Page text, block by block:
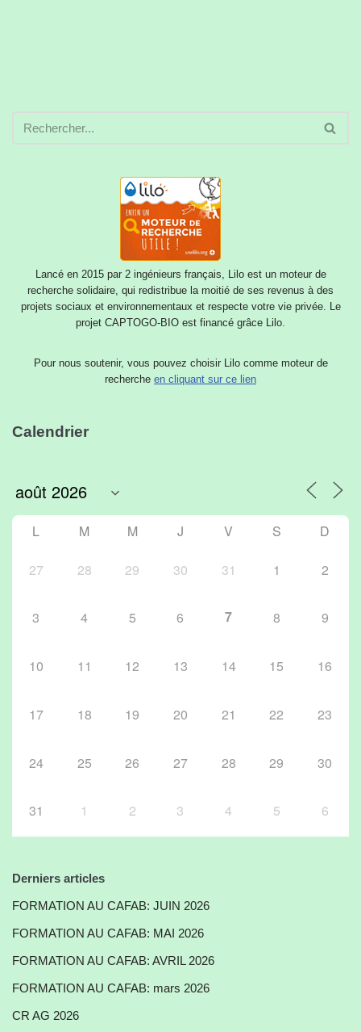
Lancé en 2015 par 2 ingénieurs français, Lilo est un moteur de
recherche solidaire, qui redistribue la moitié de ses revenus à des
projets sociaux et environnementaux et respecte votre vie privée. Le
projet CAPTOGO-BIO est financé grâce Lilo.
Pour nous soutenir, vous pouvez choisir Lilo comme moteur de
recherche en cliquant sur ce lien
Calendrier
L M M J V S D
27 28 29 30 31 1 2
3 4 5 6 7 8 9
10 11 12 13 14 15 16
17 18 19 20 21 22 23
24 25 26 27 28 29 30
31 1 2 3 4 5 6
Derniers articles
FORMATION AU CAFAB: JUIN 2026
FORMATION AU CAFAB: MAI 2026
FORMATION AU CAFAB: AVRIL 2026
FORMATION AU CAFAB: mars 2026
CR AG 2026